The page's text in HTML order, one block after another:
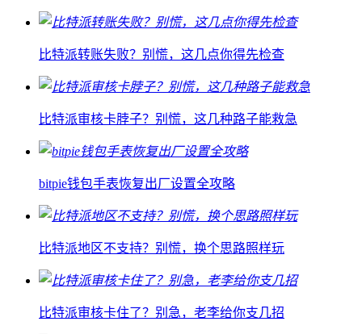
比特派转账失败？别慌，这几点你得先检查
比特派审核卡脖子？别慌，这几种路子能救急
bitpie钱包手表恢复出厂设置全攻略
比特派地区不支持？别慌，换个思路照样玩
比特派审核卡住了？别急，老李给你支几招